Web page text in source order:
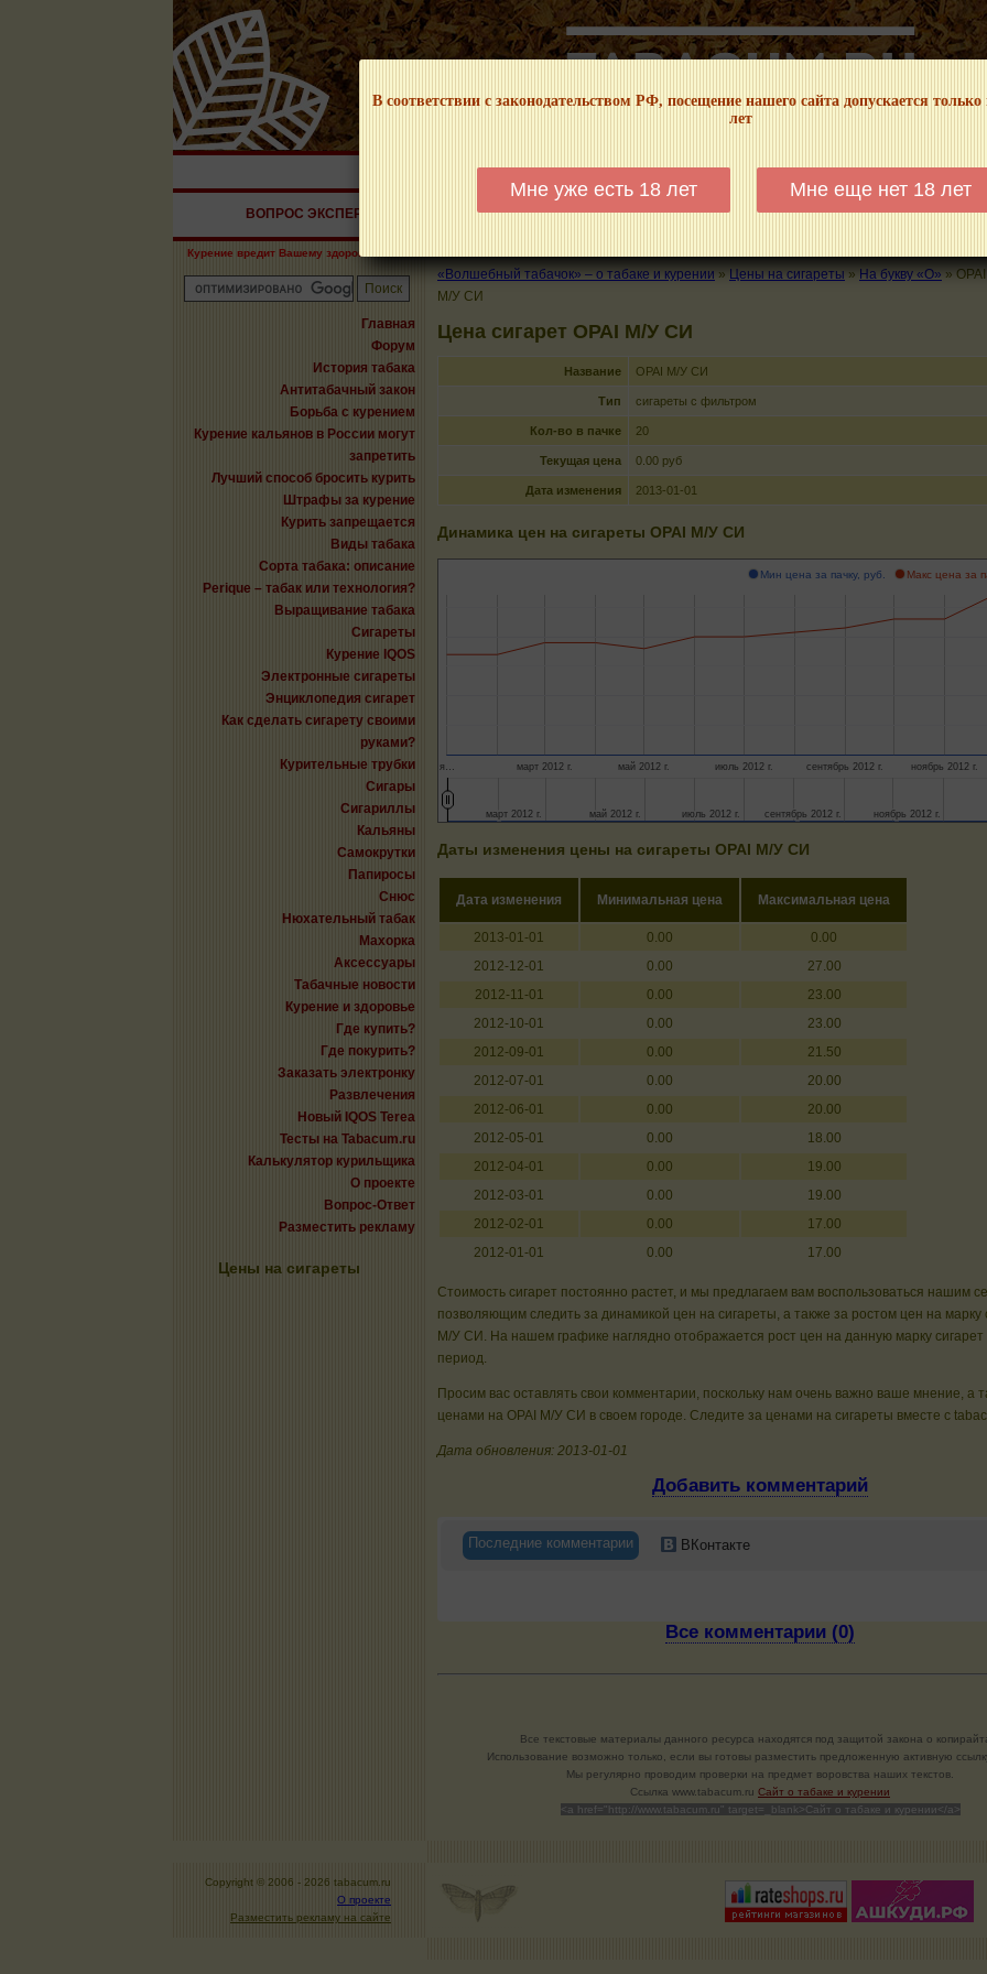
В соответствии с законодательством РФ, посещение нашего сайта допускается
лет
Мне уже есть 18 лет Мне еще нет 18 лет
НАШ ПОРТАЛ – ИНФОРМАЦИОННЫЙ! МЫ НЕ ЗАНИМАЕМСЯ ПРОДАЖЕЙ И РЕКЛАМОЙ
ВОПРОС ЭКСПЕРТУ КАЛЬЯНЫ ТРУБКИ ГДЕ КУПИТЬ ГДЕ ПОКУРИТЬ КУРЕНИЕ И
Курение вредит Вашему здоровью!
Главная
Форум
История табака
Антитабачный закон
Борьба с курением
Курение кальянов в России могут
запретить
Лучший способ бросить курить
Штрафы за курение
Курить запрещается
Виды табака
Сорта табака: описание
Perique – табак или технология?
Выращивание табака
Сигареты
Курение IQOS
Электронные сигареты
Энциклопедия сигарет
Как сделать сигарету своими
руками?
Курительные трубки
Сигары
Сигариллы
Кальяны
Самокрутки
Папиросы
Снюс
Нюхательный табак
Махорка
Аксессуары
Табачные новости
Курение и здоровье
Где купить?
Где покурить?
Заказать электронку
Развлечения
Новый IQOS Terea
Тесты на Tabacum.ru
Калькулятор курильщика
О проекте
Вопрос-Ответ
Разместить рекламу
Цены на сигареты
«Волшебный табачок» – о табаке и курении » Цены на сигареты » На букву «О» » ОРАI
М/У СИ
Цена сигарет ОРАI М/У СИ
Название ОРАI М/У СИ
Тип сигареты с фильтром
Кол-во в пачке 20
Текущая цена 0.00 руб
Дата изменения 2013-01-01
Динамика цен на сигареты ОРАI М/У СИ
Мин цена за пачку, руб. Макс цена за
я… март 2012 г. май 2012 г. июль 2012 г. сентябрь 2012 г. ноябрь 2012 г.
март 2012 г.
март 2012 г. май 2012 г.
май 2012 г. июль 2012 г.
июль 2012 г. сентябрь 2012 г.
сентябрь 2012 г. ноябрь 2012 г.
ноябрь 2012 г.
Даты изменения цены на сигареты ОРАI М/У СИ
Дата изменения Минимальная цена Максимальная цена
2013-01-01 0.00
0.00
2012-12-01
0.00
27.00
2012-11-01
0.00
23.00
2012-10-01
0.00
23.00
2012-09-01
0.00
21.50
2012-07-01
0.00
20.00
2012-06-01
0.00
20.00
2012-05-01
0.00
18.00
2012-04-01
0.00
19.00
2012-03-01
0.00
19.00
2012-02-01
0.00
17.00
2012-01-01
0.00 17.00
Стоимость сигарет постоянно растет, и мы предлагаем вам воспользоваться нашим
позволяющим следить за динамикой цен на сигареты, а также за ростом цен на марку
М/У СИ. На нашем графике наглядно отображается рост цен на данную марку сигарет
период.
Просим вас оставлять свои комментарии, поскольку нам очень важно ваше мнение, а
ценами на ОРАI М/У СИ в своем городе. Следите за ценами на сигареты вместе с
Дата обновления: 2013-01-01
Добавить комментарий
Последние комментарии ВКонтакте
Все комментарии (0)
Все текстовые материалы данного ресурса находятся под защитой закона о
Использование возможно только, если вы готовы разместить предложенную активную
Мы регулярно проводим проверки на предмет воровства наших текстов.
Cсылка www.tabacum.ru Сайт о табаке и курении
<a href="http://www.tabacum.ru" target=_blank>Сайт о табаке и курении</a>
Copyright © 2006 - 2026 tabacum.ru
О проекте
Разместить рекламу на сайте